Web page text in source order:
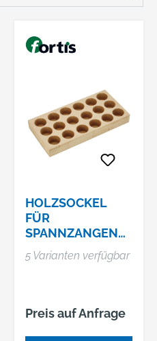
HOLZSOCKEL
FÜR
SPANNZANGEN
ER
5 Varianten verfügbar
Preis auf Anfrage